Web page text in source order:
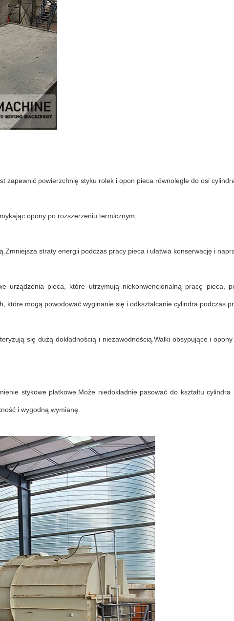
zapewnić powierzchnię styku rolek i opon pieca równolegle do osi
opony po rozszerzeniu termicznym;
straty energii podczas pracy pieca i ułatwia konserwację i
pieca, które utrzymują niekonwencjonalną pracę pieca,
mogą powodować wyginanie się i odkształcanie cylindra podczas
się dużą dokładnością i niezawodnością.Wałki obsypujące i
stykowe płatkowe.Może niedokładnie pasować do kształtu
i wygodną wymianę.